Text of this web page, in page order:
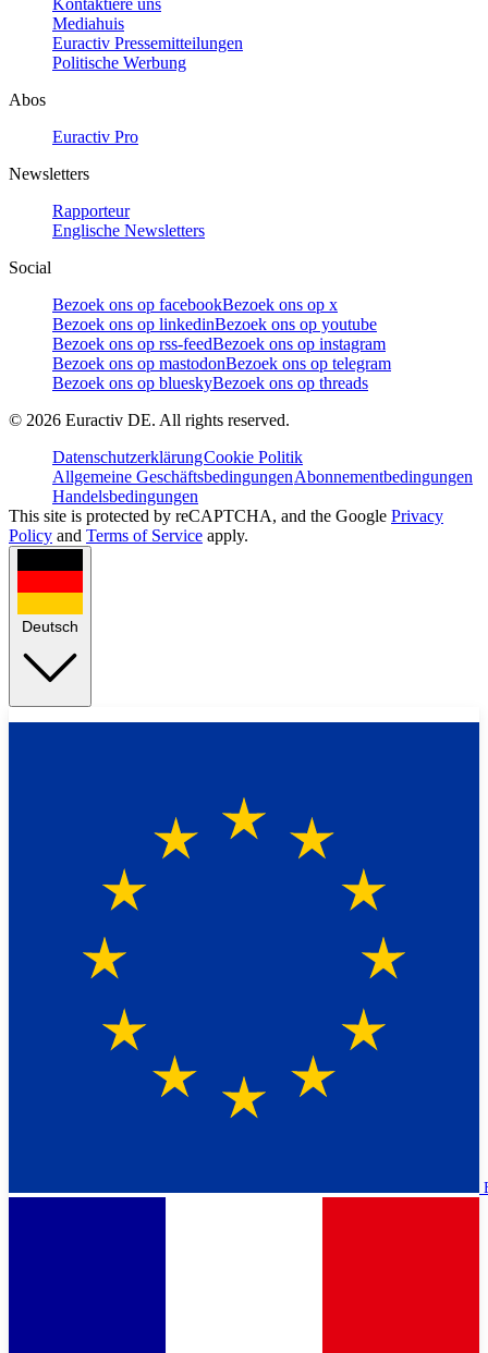
Mediahuis
Euractiv Pressemitteilungen
Politische Werbung
Abos
Euractiv Pro
Newsletters
Rapporteur
Englische Newsletters
Social
Bezoek ons op facebookBezoek ons op x
Bezoek ons op linkedinBezoek ons op youtube
Bezoek ons op rss-feedBezoek ons op instagram
Bezoek ons op mastodonBezoek ons op telegram
Bezoek ons op blueskyBezoek ons op threads
© 2026 Euractiv DE. All rights reserved.
DatenschutzerklärungCookie Politik
Allgemeine GeschäftsbedingungenAbonnementbedingungen
Handelsbedingungen
This site is protected by reCAPTCHA, and the Google Privacy
Policy and Terms of Service apply.
Deutsch